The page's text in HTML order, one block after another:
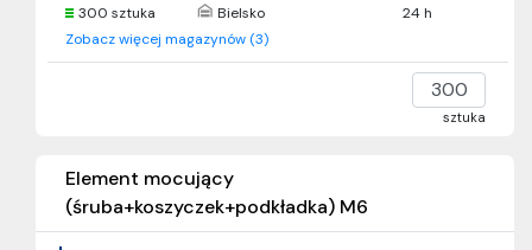
300 sztuka Bielsko
24 h
Zobacz więcej magazynów (3)
sztuka
Element mocujący
(śruba+koszyczek+podkładka) M6